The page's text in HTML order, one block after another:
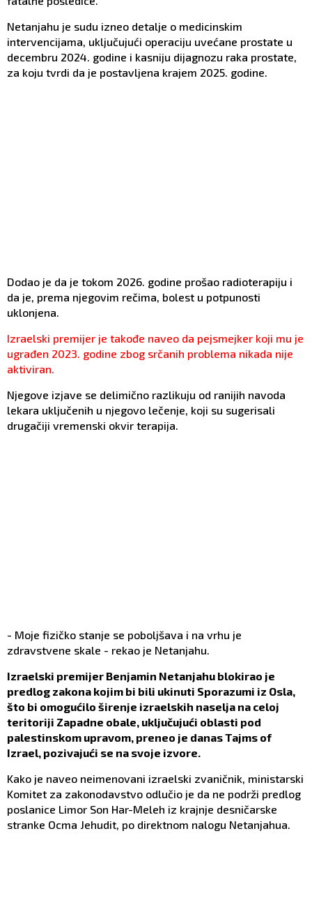
Netanjahu je sudu izneo detalje o medicinskim
intervencijama, uključujući operaciju uvećane prostate u
decembru 2024. godine i kasniju dijagnozu raka prostate,
za koju tvrdi da je postavljena krajem 2025. godine.
Dodao je da je tokom 2026. godine prošao radioterapiju i
da je, prema njegovim rečima, bolest u potpunosti
uklonjena.
Izraelski premijer je takođe naveo da pejsmejker koji mu je
ugrađen 2023. godine zbog srčanih problema nikada nije
aktiviran.
Njegove izjave se delimično razlikuju od ranijih navoda
lekara uključenih u njegovo lečenje, koji su sugerisali
drugačiji vremenski okvir terapija.
- Moje fizičko stanje se poboljšava i na vrhu je
zdravstvene skale - rekao je Netanjahu.
Izraelski premijer Benjamin Netanjahu blokirao je
predlog zakona kojim bi bili ukinuti Sporazumi iz Osla,
što bi omogućilo širenje izraelskih naselja na celoj
teritoriji Zapadne obale, uključujući oblasti pod
palestinskom upravom, preneo je danas Tajms of
Izrael, pozivajući se na svoje izvore.
Kako je naveo neimenovani izraelski zvaničnik, ministarski
Komitet za zakonodavstvo odlučio je da ne podrži predlog
poslanice Limor Son Har-Meleh iz krajnje desničarske
stranke Ocma Jehudit, po direktnom nalogu Netanjahua.